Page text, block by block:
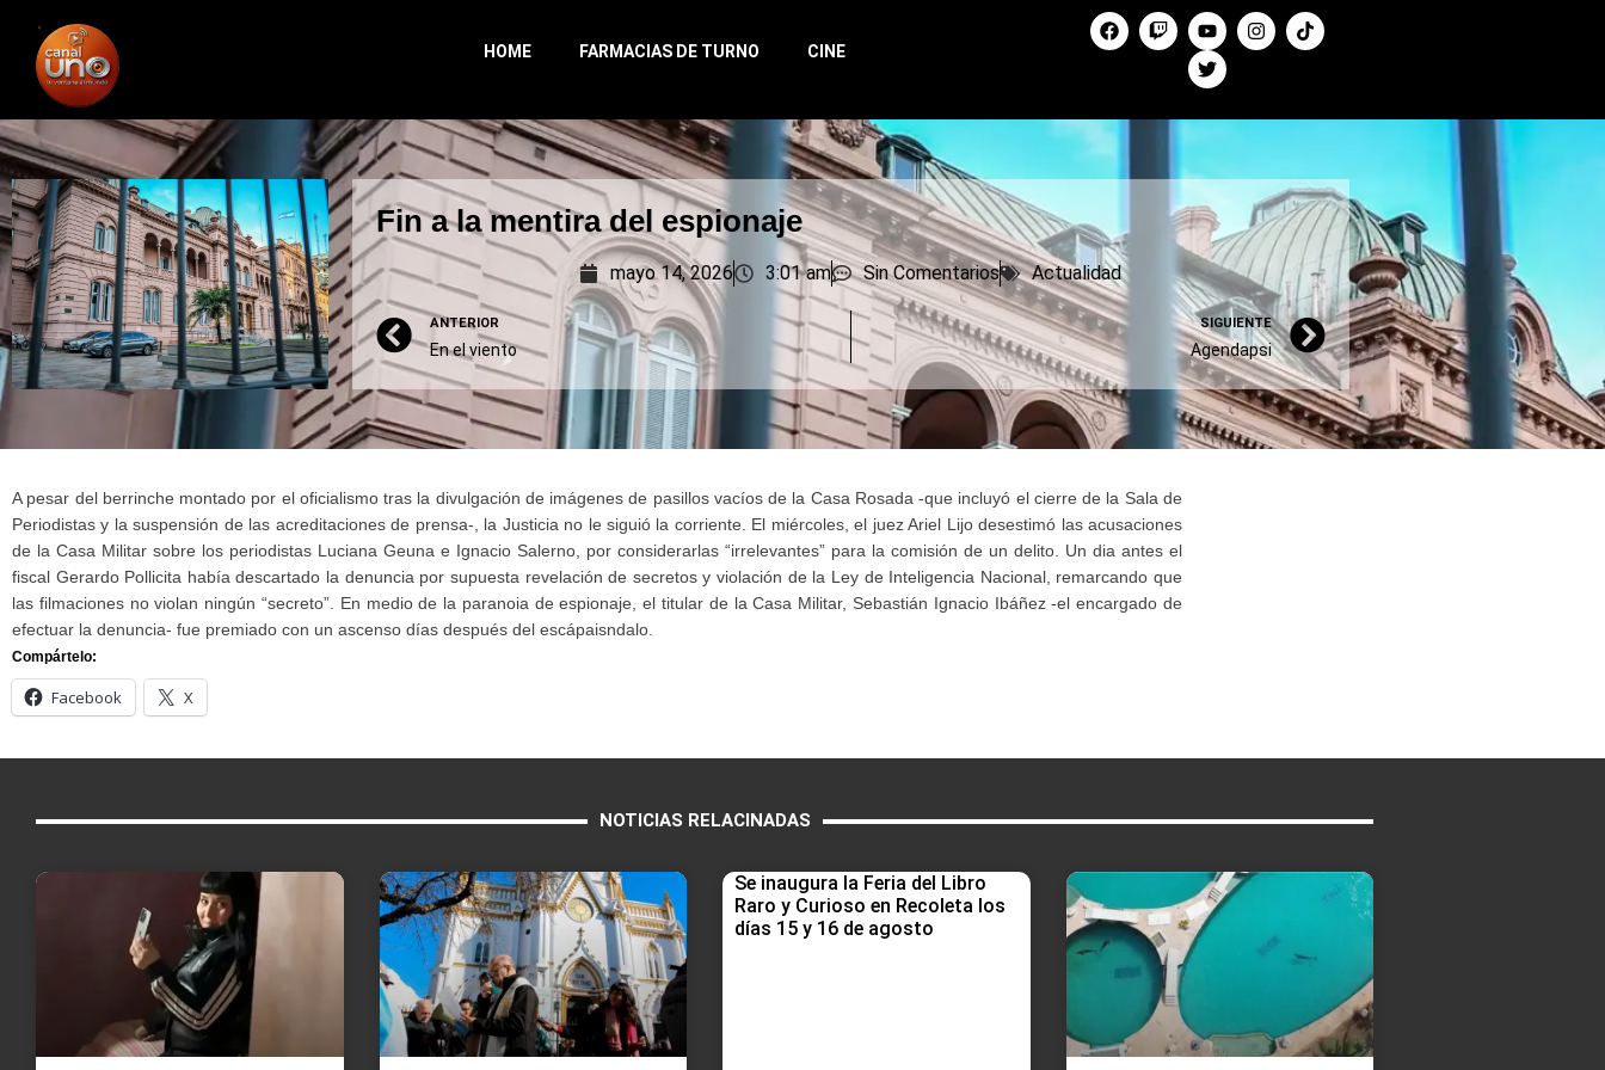
HOME FARMACIAS DE TURNO CINE
Fin a la mentira del espionaje
mayo 14, 2026 3:01 am Sin Comentarios Actualidad
ANTERIOR
En el viento
SIGUIENTE
Agendapsi
A pesar del berrinche montado por el oficialismo tras la divulgación de imágenes de pasillos vacíos de la Casa Rosada -que incluyó el cierre de la Sala de
Periodistas y la suspensión de las acreditaciones de prensa-, la Justicia no le siguió la corriente. El miércoles, el juez Ariel Lijo desestimó las acusaciones
de la Casa Militar sobre los periodistas Luciana Geuna e Ignacio Salerno, por considerarlas “irrelevantes” para la comisión de un delito. Un dia antes el
fiscal Gerardo Pollicita había descartado la denuncia por supuesta revelación de secretos y violación de la Ley de Inteligencia Nacional, remarcando que
las filmaciones no violan ningún “secreto”. En medio de la paranoia de espionaje, el titular de la Casa Militar, Sebastián Ignacio Ibáñez -el encargado de
efectuar la denuncia- fue premiado con un ascenso días después del escápaisndalo.
Compártelo:
Facebook X
NOTICIAS RELACINADAS
Se inaugura la Feria del Libro
Raro y Curioso en Recoleta los
días 15 y 16 de agosto